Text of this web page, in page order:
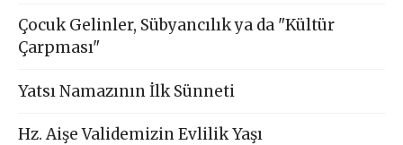
Çocuk Gelinler, Sübyancılık ya da "Kültür
Çarpması"
Yatsı Namazının İlk Sünneti
Hz. Aişe Validemizin Evlilik Yaşı